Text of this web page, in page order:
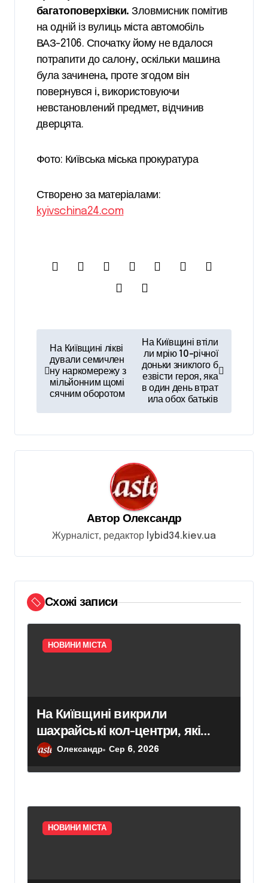
багатоповерхівки. Зловмисник помітив
на одній із вулиць міста автомобіль
ВАЗ-2106. Спочатку йому не вдалося
потрапити до салону, оскільки машина
була зачинена, проте згодом він
повернувся і, використовуючи
невстановлений предмет, відчинив
дверцята.
Фото: Київська міська прокуратура
Створено за матеріалами:
kyivschina24.com
в
г
а
ц
п
с
і
в
На Київщині лікві
дували семичлен
ну наркомережу з
мільйонним щомі
сячним оборотом
На Київщині втіли
ли мрію 10-річної
доньки зниклого б
езвісти героя, яка
в один день втрат
ила обох батьків
Автор Олександр
Журналіст, редактор lybid34.kiev.ua
Схожі записи
НОВИНИ МІСТА
На Київщині викрили
шахрайські кол-центри, які
обманули громадян Чехії на
Олександр Сер 6, 2026
НОВИНИ МІСТА